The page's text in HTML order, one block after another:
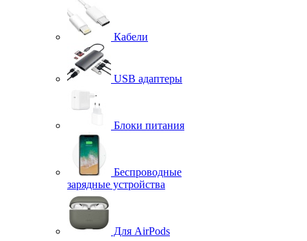
Кабели
USB адаптеры
Блоки питания
Беспроводные
зарядные устройства
Для AirPods